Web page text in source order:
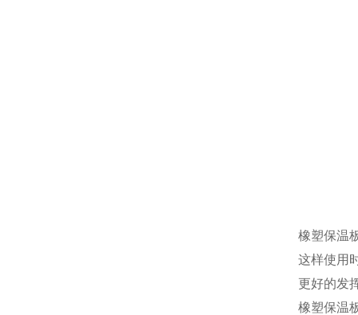
橡塑保温
这样使用
更好的发
橡塑保温